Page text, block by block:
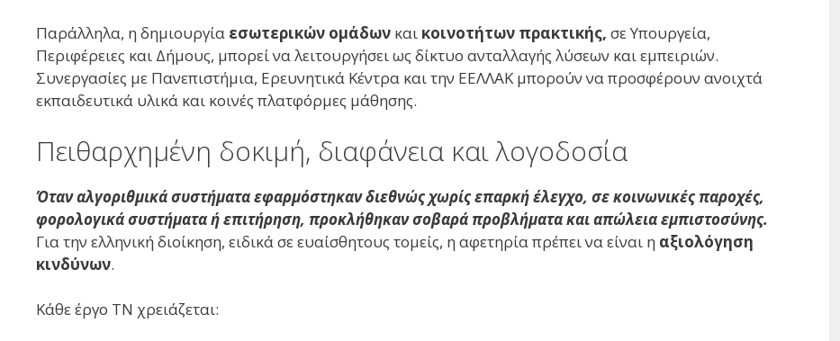
Παράλληλα, η δημιουργία εσωτερικών ομάδων και κοινοτήτων πρακτικής, σε Υπουργεία,
Περιφέρειες και Δήμους, μπορεί να λειτουργήσει ως δίκτυο ανταλλαγής λύσεων και εμπειριών.
Συνεργασίες με Πανεπιστήμια, Ερευνητικά Κέντρα και την ΕΕΛΛΑΚ μπορούν να προσφέρουν ανοιχτά
εκπαιδευτικά υλικά και κοινές πλατφόρμες μάθησης.
Πειθαρχημένη δοκιμή, διαφάνεια και λογοδοσία
Όταν αλγοριθμικά συστήματα εφαρμόστηκαν διεθνώς χωρίς επαρκή έλεγχο, σε κοινωνικές παροχές,
φορολογικά συστήματα ή επιτήρηση, προκλήθηκαν σοβαρά προβλήματα και απώλεια εμπιστοσύνης.
Για την ελληνική διοίκηση, ειδικά σε ευαίσθητους τομείς, η αφετηρία πρέπει να είναι η αξιολόγηση
κινδύνων.
Κάθε έργο ΤΝ χρειάζεται: